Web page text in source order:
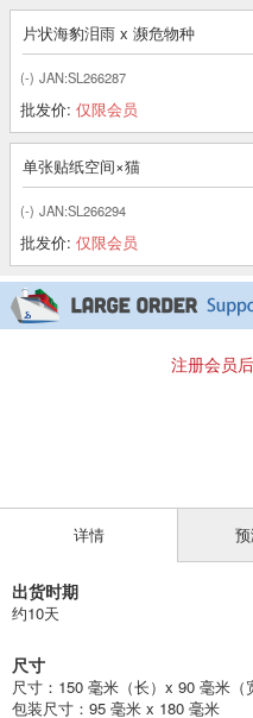
片状海豹泪雨 x 濒危物种
(-) JAN:SL266287
批发价: 仅限会员
单张贴纸空间×猫
(-) JAN:SL266294
批发价: 仅限会员
注册会员
详情
出货时期
约10天
尺寸
尺寸：150 毫米（长）x 90 毫米（
包装尺寸：95 毫米 x 180 毫米